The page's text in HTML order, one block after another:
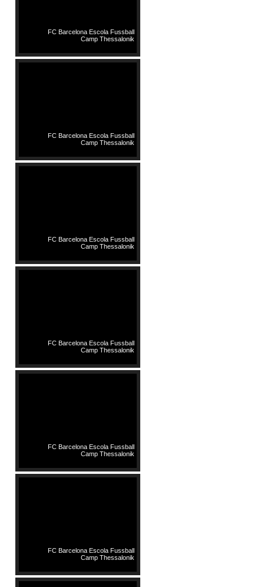
FC Barcelona Escola Fussball
Camp Thessalonik
FC Barcelona Escola Fussball
Camp Thessalonik
FC Barcelona Escola Fussball
Camp Thessalonik
FC Barcelona Escola Fussball
Camp Thessalonik
FC Barcelona Escola Fussball
Camp Thessalonik
FC Barcelona Escola Fussball
Camp Thessalonik